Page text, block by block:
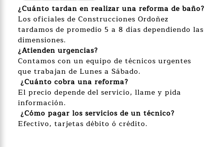
¿Cuánto tardan en realizar una reforma de baño?
Los oficiales de Construcciones Ordoñez
tardamos de promedio 5 a 8 días dependiendo las
dimensiones.
¿Atienden urgencias?
Contamos con un equipo de técnicos urgentes
que trabajan de Lunes a Sábado.
¿Cuánto cobra una reforma?
El precio depende del servicio, llame y pida
información.
¿Cómo pagar los servicios de un técnico?
Efectivo, tarjetas débito ó crédito.